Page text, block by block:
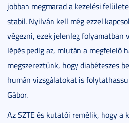
jobban megmarad a kezelési
stabil. Nyilván kell még ezzel
végezni, ezek jelenleg folyamatban
lépés pedig az, miután a megfelelő
megszereztünk, hogy diabéteszes
humán vizsgálatokat is
Gábor.
Az SZTE és kutatói remélik, hogy a